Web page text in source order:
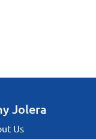
Jolera
Us